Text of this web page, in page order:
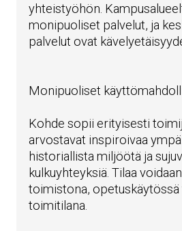
yhteistyöhön.
monipuoliset palvelut, ja
palvelut ovat
Monipuoliset
Kohde sopii erityisesti
arvostavat inspiroivaa
historiallista miljöötä ja
kulkuyhteyksiä. Tilaa
toimistona, opetuskäytössä
toimitilana.